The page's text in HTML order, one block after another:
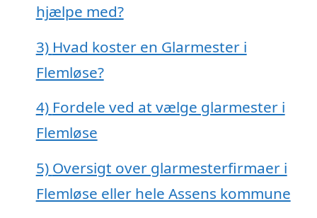
hjælpe med?
3) Hvad koster en Glarmester i
Flemløse?
4) Fordele ved at vælge glarmester i
Flemløse
5) Oversigt over glarmesterfirmaer i
Flemløse eller hele Assens kommune